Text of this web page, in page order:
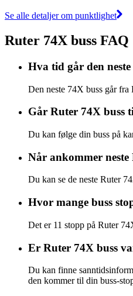
Se alle detaljer om punktlighet
Ruter 74X buss FAQ
Hva tid går den
Den neste 74X buss går
Går Ruter 74X buss
Du kan følge din buss på
Når ankommer neste
Du kan se de neste Ruter
Hvor mange buss
Det er 11 stopp på Ruter
Er Ruter 74X buss
Du kan finne
den kommer til din buss-